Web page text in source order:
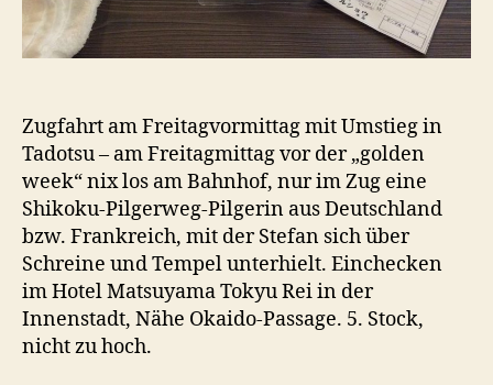
Zugfahrt am Freitagvormittag mit Umstieg in
Tadotsu – am Freitagmittag vor der „golden
week“ nix los am Bahnhof, nur im Zug eine
Shikoku-Pilgerweg-Pilgerin aus Deutschland
bzw. Frankreich, mit der Stefan sich über
Schreine und Tempel unterhielt. Einchecken
im Hotel Matsuyama Tokyu Rei in der
Innenstadt, Nähe Okaido-Passage. 5. Stock,
nicht zu hoch.